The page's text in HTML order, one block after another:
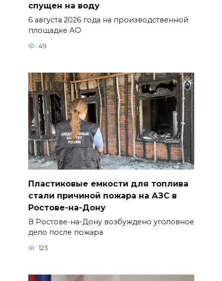
спущен на воду
6 августа 2026 года на производственной
площадке АО
49
Пластиковые емкости для топлива
стали причиной пожара на АЗС в
Ростове-на-Дону
В Ростове-на-Дону возбуждено уголовное
дело после пожара
123